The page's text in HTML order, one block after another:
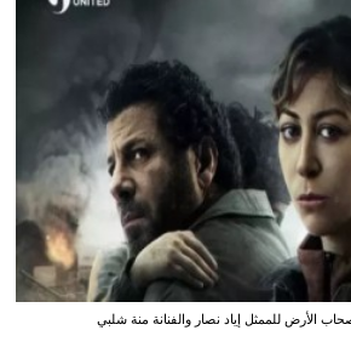
الأرض للممثل إياد نصار والفنانة منة شلبي